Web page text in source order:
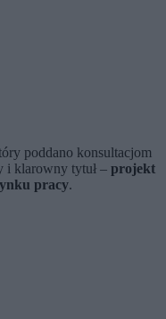
poddano konsultacjom
i klarowny tytuł – projekt
pracy.